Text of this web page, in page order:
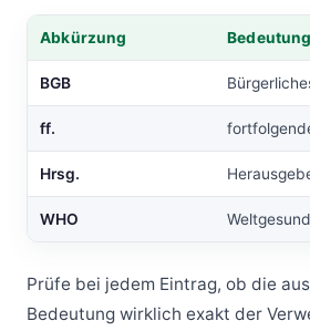
Abkürzung Bedeutung
BGB
ff.
Hrsg.
WHO
Prüfe bei jedem Eintrag, ob die
Bedeutung wirklich exakt der